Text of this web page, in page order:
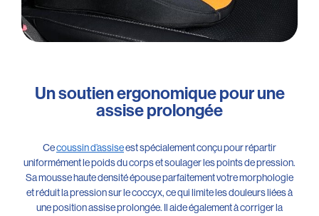
Un soutien ergonomique pour une
assise prolongée
Cecoussin d’assiseest spécialement conçu pour répartir
uniformément le poids du corps et soulager les points de pression.
Sa mousse haute densité épouse parfaitement votre morphologie
et réduit la pression sur le coccyx, ce qui limite les douleurs liées à
une position assise prolongée. Il aide également à corriger la